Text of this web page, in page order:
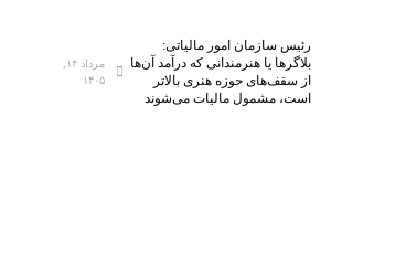
رئیس سازمان امور مالیاتی:
بلاگر‌ها یا هنرمندانی که درآمد آن‌ها
از سقف‌های حوزه هنری بالاتر
است، مشمول مالیات می‌شوند
۱۴۰۵